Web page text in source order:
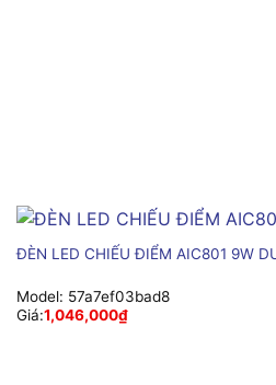
ĐÈN LED CHIẾU ĐIỂM AIC801 9W
Model: 57a7ef03bad8
Giá:1,046,000₫